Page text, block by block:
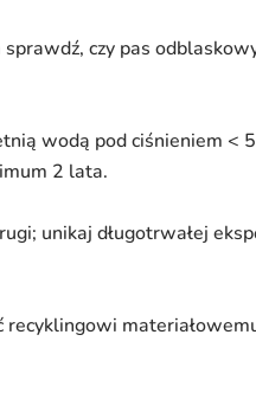
czy pas
wodą pod ciśnieniem <
2 lata.
unikaj długotrwałej
recyklingowi